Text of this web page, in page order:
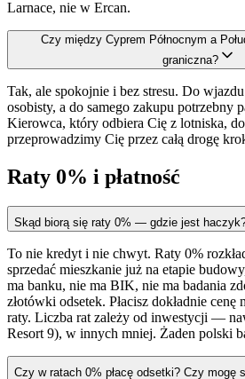
Larnace, nie w Ercan.
Czy między Cyprem Północnym a
graniczna?
Tak, ale spokojnie i bez stresu. Do
osobisty, a do samego zakupu potrzebny
Kierowca, który odbiera Cię z lotniska,
przeprowadzimy Cię przez całą drogę
Raty 0% i płatność
Skąd biorą się raty 0% — gdzie jest
To nie kredyt i nie chwyt. Raty 0%
sprzedać mieszkanie już na etapie
ma banku, nie ma BIK, nie ma badania
złotówki odsetek. Płacisz dokładnie cenę
raty. Liczba rat zależy od inwestycji —
Resort 9), w innych mniej. Żaden polski
Czy w ratach 0% płacę odsetki? Czy mogę